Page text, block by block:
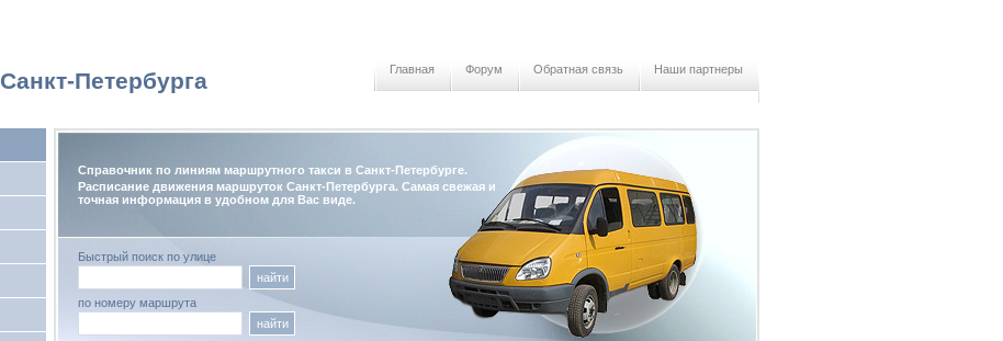
Санкт-Петербурга Главная Форум Обратная связь Наши партнеры
Справочник по линиям маршрутного такси в Санкт-Петербурге.
Расписание движения маршруток Санкт-Петербурга. Самая свежая и
точная информация в удобном для Вас виде.
Быстрый поиск по улице
найти
по номеру маршрута
найти